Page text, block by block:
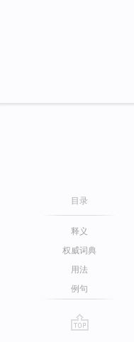
目录
释义
权威词典
用法
例句